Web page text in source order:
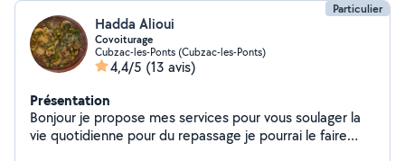
Particulier
Hadda Alioui
Covoiturage
Cubzac-les-Ponts (Cubzac-les-Ponts)
4,4/5 (13 avis)
Présentation
Bonjour je propose mes services pour vous soulager la
vie quotidienne pour du repassage je pourrai le faire